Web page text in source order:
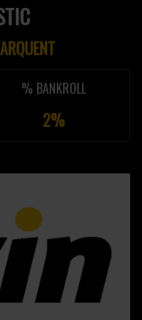
% BANKROLL
2%